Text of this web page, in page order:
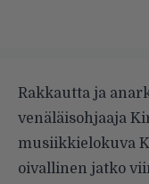
Rakkautta ja
venäläisohjaaja
musiikkielokuva
oivallinen jatko